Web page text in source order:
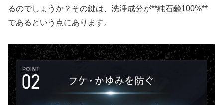
るのでしょうか？その鍵は、洗浄成分が**純石鹸100%**
であるという点にあります。